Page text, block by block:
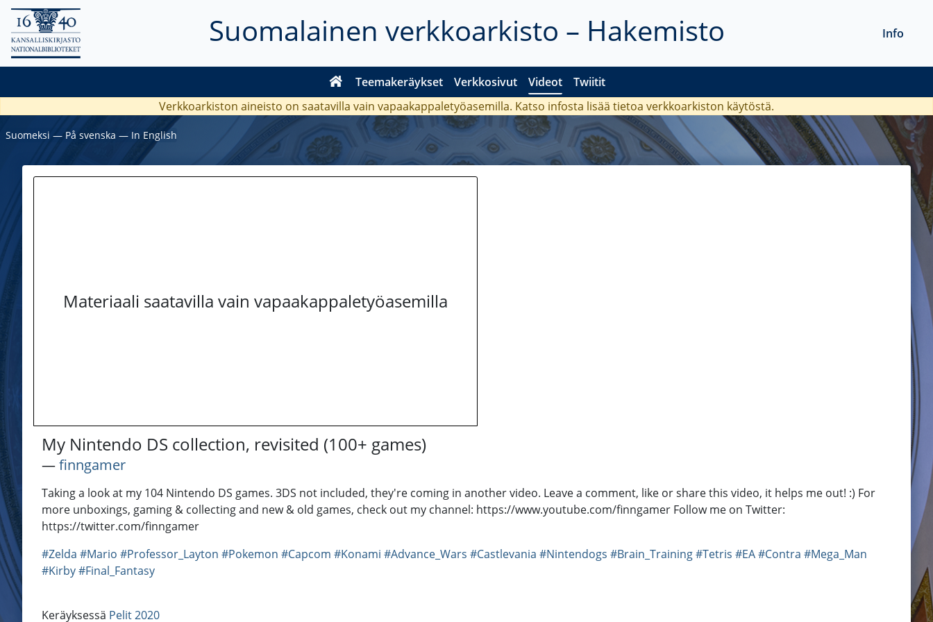
Suomalainen verkkoarkisto – Hakemisto
Teemakeräykset Verkkosivut Videot Twiitit
Info
Verkkoarkiston aineisto on saatavilla vain vapaakappaletyöasemilla. Katso infosta lisää tietoa verkkoarkiston käytöstä.
Suomeksi ― På svenska ― In English
Materiaali saatavilla vain vapaakappaletyöasemilla
My Nintendo DS collection, revisited (100+ games)
―finngamer
Taking a look at my 104 Nintendo DS games. 3DS not included, they're coming in another video. Leave a comment, like or share this video, it helps me out! :) For
more unboxings, gaming & collecting and new & old games, check out my channel: https://www.youtube.com/finngamer Follow me on Twitter:
https://twitter.com/finngamer
#Zelda #Mario #Professor_Layton #Pokemon #Capcom #Konami #Advance_Wars #Castlevania #Nintendogs #Brain_Training#Tetris #EA#Contra #Mega_Man
#Kirby#Final_Fantasy
Keräyksessä Pelit 2020